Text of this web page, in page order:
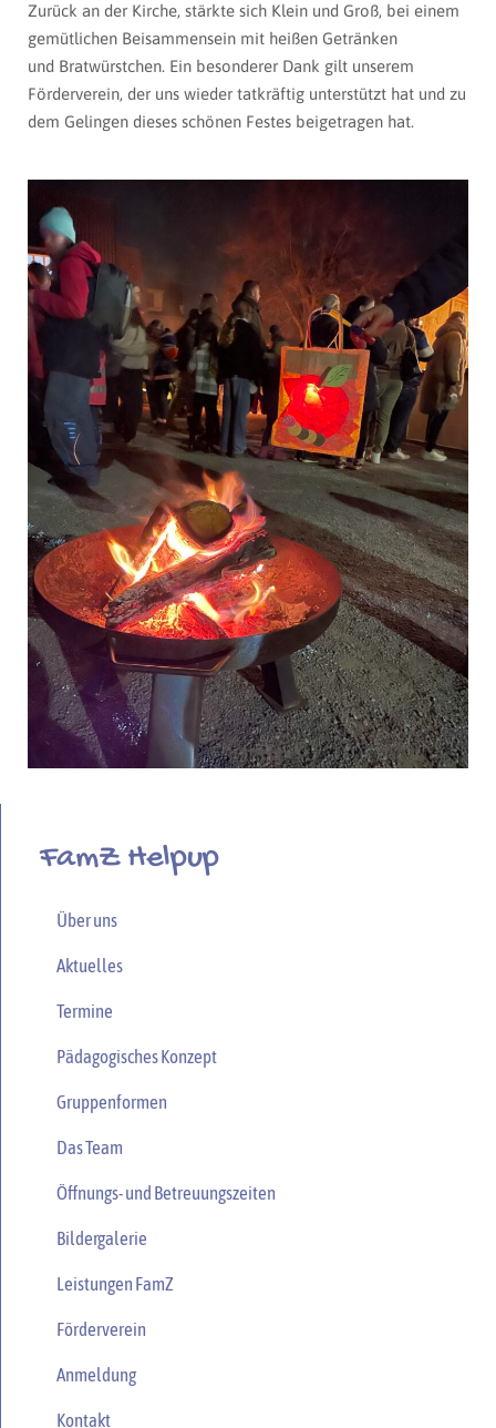
Zurück an der Kirche, stärkte sich Klein und Groß, bei einem
gemütlichen Beisammensein mit heißen Getränken
und Bratwürstchen. Ein besonderer Dank gilt unserem
Förderverein, der uns wieder tatkräftig unterstützt hat und zu
dem Gelingen dieses schönen Festes beigetragen hat.
FamZ Helpup
Über uns
Aktuelles
Termine
Pädagogisches Konzept
Gruppenformen
Das Team
Öffnungs- und Betreuungszeiten
Bildergalerie
Leistungen FamZ
Förderverein
Anmeldung
Kontakt